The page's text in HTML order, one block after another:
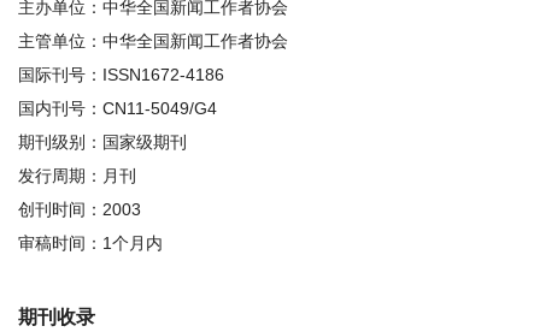
主办单位：中华全国新闻工作者协会
主管单位：中华全国新闻工作者协会
国际刊号：ISSN1672-4186
国内刊号：CN11-5049/G4
期刊级别：国家级期刊
发行周期：月刊
创刊时间：2003
审稿时间：1个月内
期刊收录